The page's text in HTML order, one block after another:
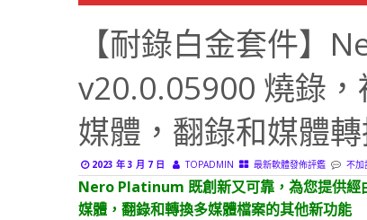
【耐錄白金套件】
v20.0.05900 燒錄
媒體，翻錄和媒體
2023 年 3 月 7 日 TOPADMIN 最新軟體發佈評鑑 不加
Nero Platinum 既創新又可靠，為您提供經
媒體，翻錄和轉換多媒體檔案的其他新功能